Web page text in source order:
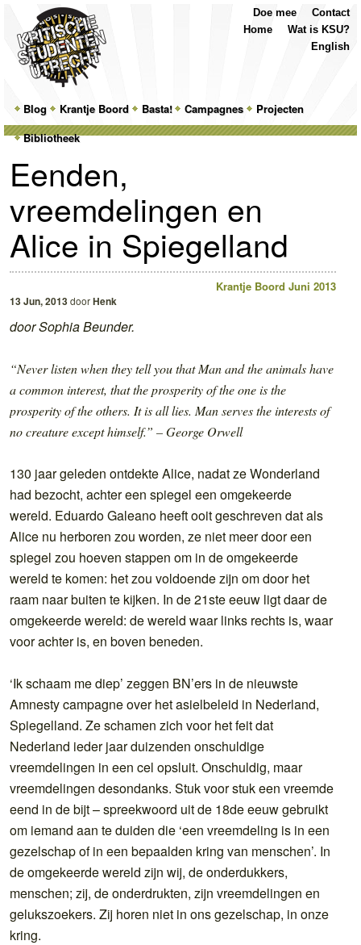
MainSkip
to
primary
Skip
to
secondary
Blog Krantje Boord Basta! Campagnes
Projecten
Bibliotheek
Contact
Doe mee
Wat is KSU?
Home
English
Eenden,
vreemdelingen en
Alice in Spiegelland
Krantje Boord Juni 2013
13 Jun, 2013doorHenk
door Sophia Beunder.
“Never listen when they tell you that Man and the animals have
a common interest, that the prosperity of the one is the
prosperity of the others. It is all lies. Man serves the interests of
no creature except himself.” – George Orwell
130 jaar geleden ontdekte Alice, nadat ze Wonderland
had bezocht, achter een spiegel een omgekeerde
wereld. Eduardo Galeano heeft ooit geschreven dat als
Alice nu herboren zou worden, ze niet meer door een
spiegel zou hoeven stappen om in de omgekeerde
wereld te komen: het zou voldoende zijn om door het
raam naar buiten te kijken. In de 21ste eeuw ligt daar de
omgekeerde wereld: de wereld waar links rechts is, waar
voor achter is, en boven beneden.
‘Ik schaam me diep’ zeggen BN’ers in de nieuwste
Amnesty campagne over het asielbeleid in Nederland,
Spiegelland. Ze schamen zich voor het feit dat
Nederland ieder jaar duizenden onschuldige
vreemdelingen in een cel opsluit. Onschuldig, maar
vreemdelingen desondanks. Stuk voor stuk een vreemde
eend in de bijt – spreekwoord uit de 18de eeuw gebruikt
om iemand aan te duiden die ‘een vreemdeling is in een
gezelschap of in een bepaalden kring van menschen’. In
de omgekeerde wereld zijn wij, de onderdukkers,
menschen; zij, de onderdrukten, zijn vreemdelingen en
gelukszoekers. Zij horen niet in ons gezelschap, in onze
kring.